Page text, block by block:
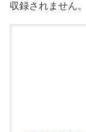
収録されません。